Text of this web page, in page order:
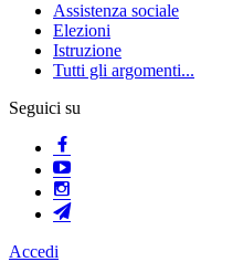
Assistenza sociale
Elezioni
Istruzione
Tutti gli argomenti...
Seguici su
Accedi